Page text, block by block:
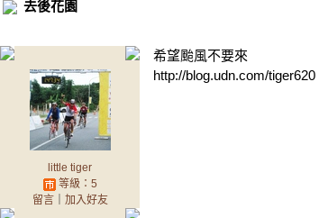
去後花園
little tiger
等級：5
留言｜ 加入好友
希望颱風不要來
http://blog.udn.com/tiger620